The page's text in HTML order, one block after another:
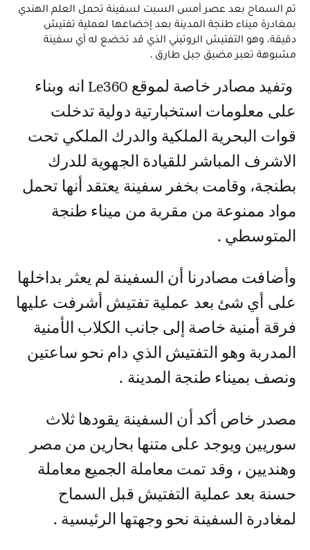
تم السماح بعد عصر أمس السبت لسفينة تحمل العلم الهندي
بمغادرة ميناء طنجة المدينة بعد إخضاعها لعملية تفتيش
دقيقة، وهو التفتيش الروتيني الذي قد تخضع له أي سفينة
مشبوهة تعبر مضيق جبل طارق .
وتفيد مصادر خاصة لموقع Le360 انه وبناء
على معلومات استخبارتية دولية تدخلت
قوات البحرية الملكية والدرك الملكي تحت
الاشرف المباشر للقيادة الجهوية للدرك
بطنجة، وقامت بخفر سفينة يعتقد أنها تحمل
مواد ممنوعة من مقربة من ميناء طنجة
المتوسطي .
وأضافت مصادرنا أن السفينة لم يعثر بداخلها
على أي شئ بعد عملية تفتيش أشرفت عليها
فرقة أمنية خاصة إلى جانب الكلاب الأمنية
المدربة وهو التفتيش الذي دام نحو ساعتين
ونصف بميناء طنجة المدينة .
مصدر خاص أكد أن السفينة يقودها ثلاث
سوريين ويوجد على متنها بحارين من مصر
وهنديين ، وقد تمت معاملة الجميع معاملة
حسنة بعد عملية التفتيش قبل السماح
لمغادرة السفينة نحو وجهتها الرئيسية .